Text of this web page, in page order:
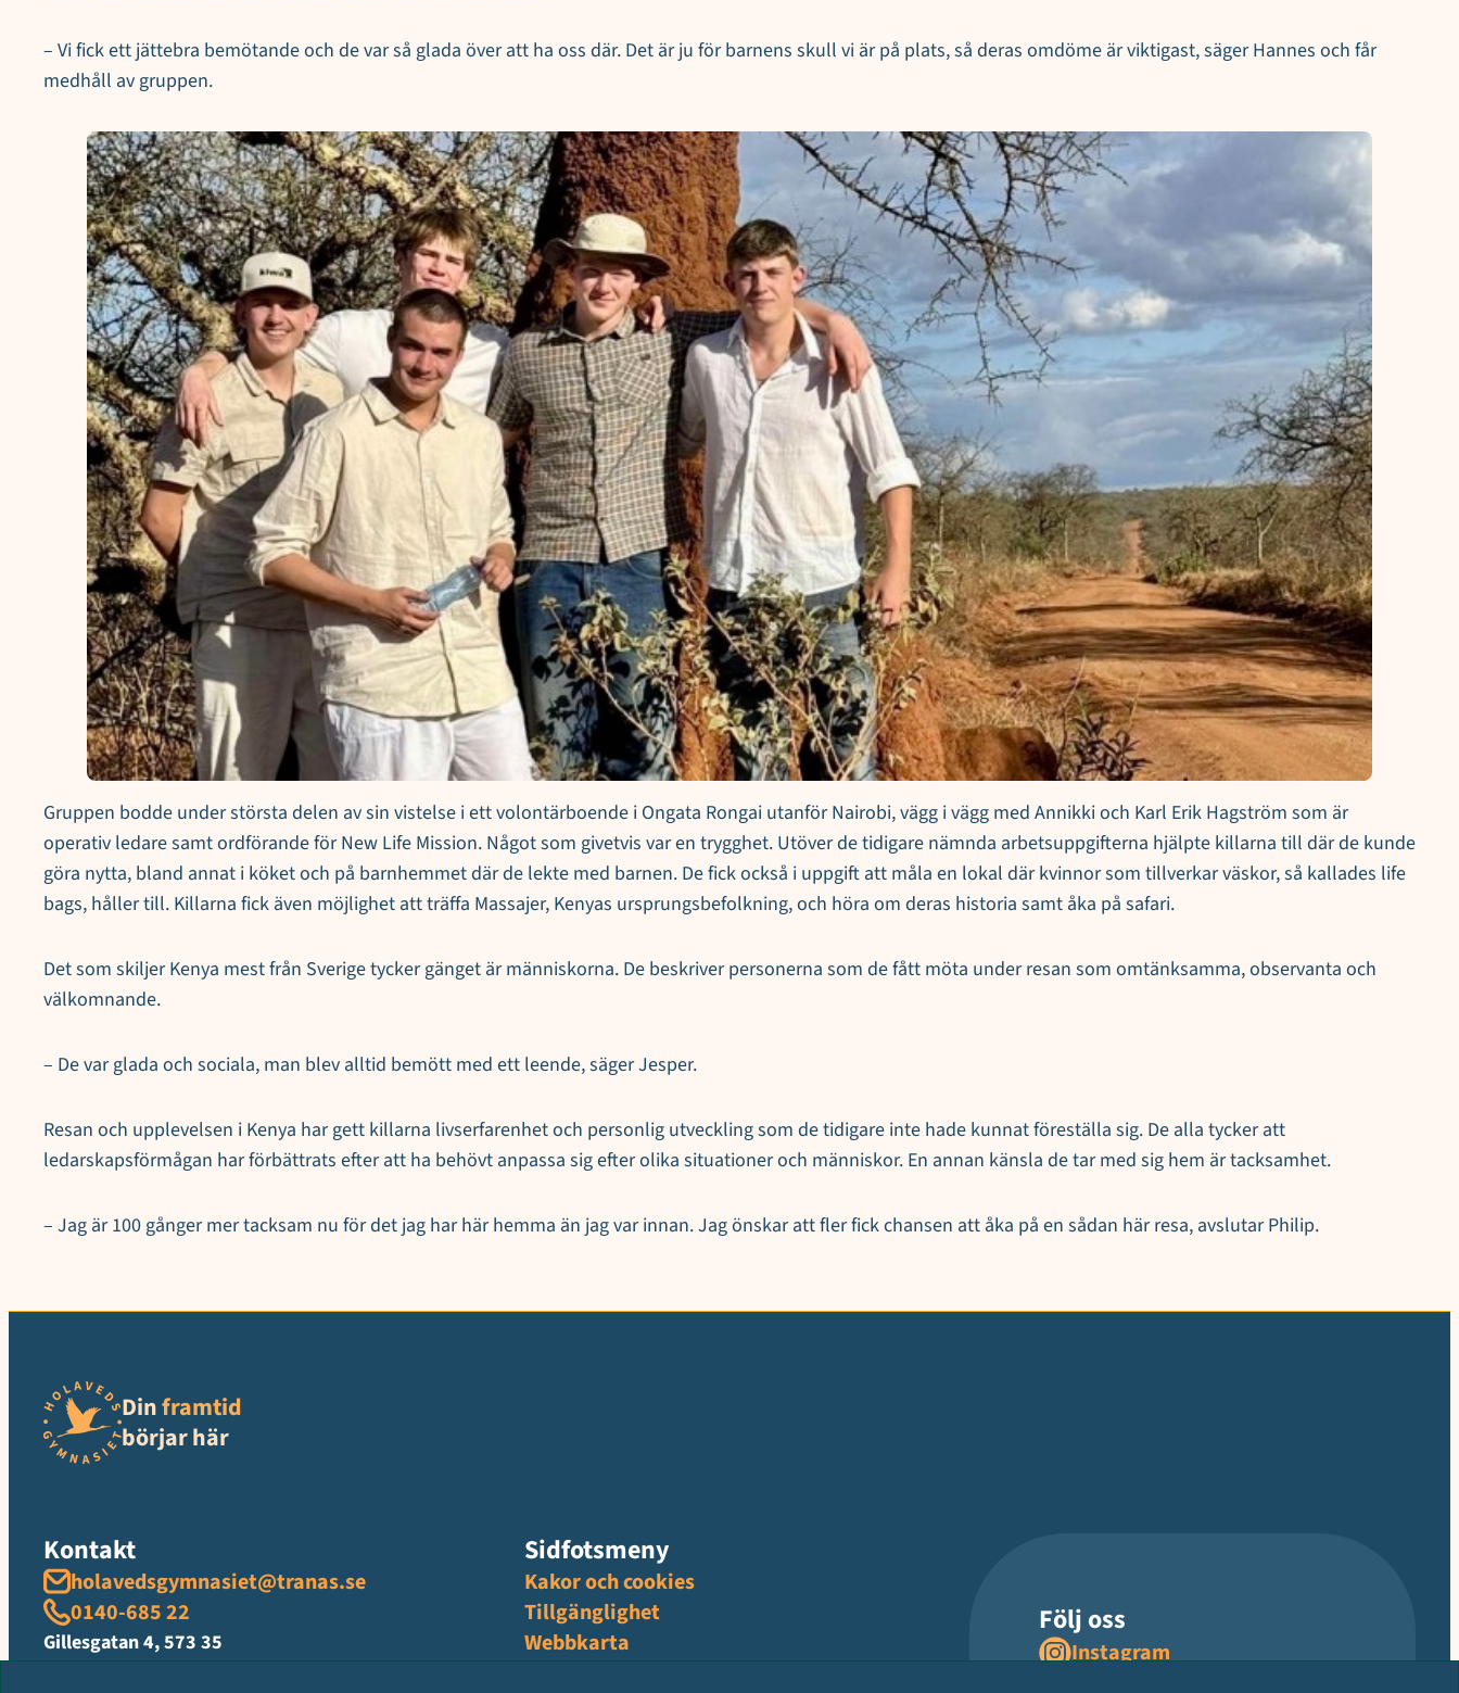
– Vi fick ett jättebra bemötande och de var så glada över att ha oss där. Det är ju för barnens skull vi är på plats, så deras omdöme är viktigast, säger Hannes och får
medhåll av gruppen.
Gruppen bodde under största delen av sin vistelse i ett volontärboende i Ongata Rongai utanför Nairobi, vägg i vägg med Annikki och Karl Erik Hagström som är
operativ ledare samt ordförande för New Life Mission. Något som givetvis var en trygghet. Utöver de tidigare nämnda arbetsuppgifterna hjälpte killarna till där de kunde
göra nytta, bland annat i köket och på barnhemmet där de lekte med barnen. De fick också i uppgift att måla en lokal där kvinnor som tillverkar väskor, så kallades life
bags, håller till. Killarna fick även möjlighet att träffa Massajer, Kenyas ursprungsbefolkning, och höra om deras historia samt åka på safari.
Det som skiljer Kenya mest från Sverige tycker gänget är människorna. De beskriver personerna som de fått möta under resan som omtänksamma, observanta och
välkomnande.
– De var glada och sociala, man blev alltid bemött med ett leende, säger Jesper.
Resan och upplevelsen i Kenya har gett killarna livserfarenhet och personlig utveckling som de tidigare inte hade kunnat föreställa sig. De alla tycker att
ledarskapsförmågan har förbättrats efter att ha behövt anpassa sig efter olika situationer och människor. En annan känsla de tar med sig hem är tacksamhet.
– Jag är 100 gånger mer tacksam nu för det jag har här hemma än jag var innan. Jag önskar att fler fick chansen att åka på en sådan här resa, avslutar Philip.
Dinframtid
börjar här
Kontakt
holavedsgymnasiet@tranas.se
0140-685 22
Gillesgatan 4, 573 35
Sidfotsmeny
Kakor och cookies
Tillgänglighet
Webbkarta
Följ oss
Instagram